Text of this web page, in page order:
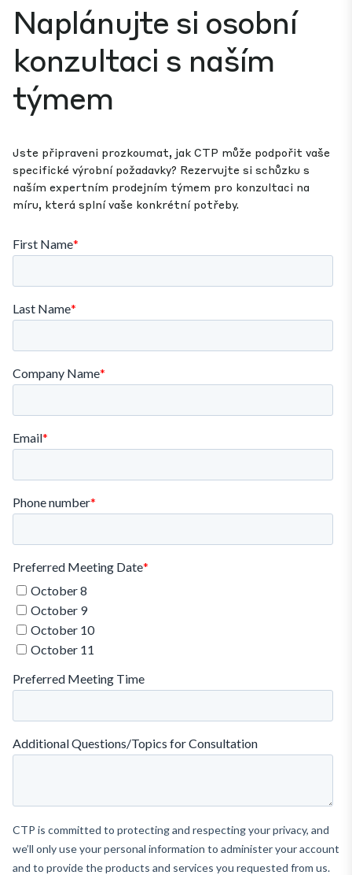
Naplánujte si osobní
konzultaci s naším
týmem
Jste připraveni prozkoumat, jak CTP může podpořit vaše
specifické výrobní požadavky? Rezervujte si schůzku s
naším expertním prodejním týmem pro konzultaci na
míru, která splní vaše konkrétní potřeby.